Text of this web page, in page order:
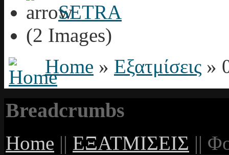
SETRA
(2 Images)
Home » Εξατμίσεις »
Breadcrumbs
Home || ΕΞΑΤΜΙΣΕΙΣ ||